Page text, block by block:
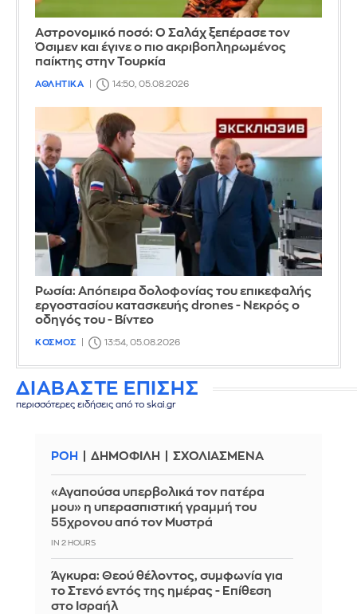
Αστρονομικό ποσό: Ο Σαλάχ ξεπέρασε τον
Όσιμεν και έγινε ο πιο ακριβοπληρωμένος
παίκτης στην Τουρκία
ΑΘΛΗΤΙΚΑ 14:50, 05.08.2026
Ρωσία: Απόπειρα δολοφονίας του επικεφαλής
εργοστασίου κατασκευής drones - Νεκρός ο
οδηγός του - Βίντεο
ΚΟΣΜΟΣ 13:54, 05.08.2026
ΔΙΑΒΑΣΤΕ ΕΠΙΣΗΣ
περισσότερες ειδήσεις από το skai.gr
ΡΟΗ ΔΗΜΟΦΙΛΗ ΣΧΟΛΙΑΣΜΕΝΑ
«Αγαπούσα υπερβολικά τον πατέρα
μου» η υπερασπιστική γραμμή του
55χρονου από τον Μυστρά
IN 2 HOURS
Άγκυρα: Θεού θέλοντος, συμφωνία για
το Στενό εντός της ημέρας - Επίθεση
στο Ισραήλ